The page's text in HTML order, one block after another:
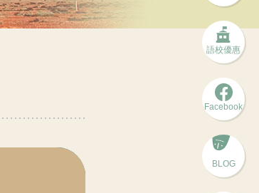
語校優惠
Facebook
BLOG